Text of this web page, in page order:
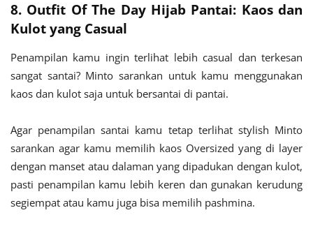
8. Outfit Of The Day Hijab Pantai: Kaos dan
Kulot yang Casual
Penampilan kamu ingin terlihat lebih casual dan terkesan
sangat santai? Minto sarankan untuk kamu menggunakan
kaos dan kulot saja untuk bersantai di pantai.
Agar penampilan santai kamu tetap terlihat stylish Minto
sarankan agar kamu memilih kaos Oversized yang di layer
dengan manset atau dalaman yang dipadukan dengan kulot,
pasti penampilan kamu lebih keren dan gunakan kerudung
segiempat atau kamu juga bisa memilih pashmina.